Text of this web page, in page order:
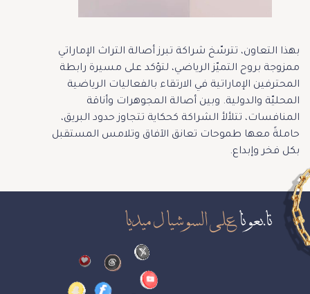
بهذا التعاون، تترسّخ شراكة تبرز أصالة التراث الإماراتي
ممزوجة بروح التميّز الرياضي، لتؤكد على مسيرة رابطة
المحترفين الإماراتية في الارتقاء بالفعاليات الرياضية
المحليّة والدولية. وبين أصالة المجوهرات وأناقة
المنافسات، تتلألأ الشراكة كحكاية تتجاوز حدود البريق،
حاملةً معها طموحات تعانق الآفاق وتلامس المستقبل
بكل فخر وإبداع.
تابعوناعلى السوشيال ميديا